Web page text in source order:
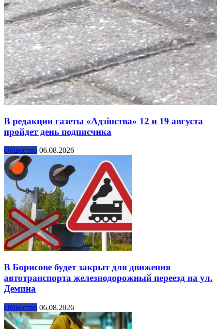
В редакции газеты «Адзінства» 12 и 19 августа
пройдет день подписчика
Общество 06.08.2026
В Борисове будет закрыт для движения
автотранспорта железнодорожный переезд на ул.
Демина
Общество 06.08.2026